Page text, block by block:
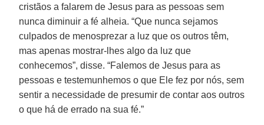
cristãos a falarem de Jesus para as pessoas sem
nunca diminuir a fé alheia. “Que nunca sejamos
culpados de menosprezar a luz que os outros têm,
mas apenas mostrar-lhes algo da luz que
conhecemos”, disse. “Falemos de Jesus para as
pessoas e testemunhemos o que Ele fez por nós, sem
sentir a necessidade de presumir de contar aos outros
o que há de errado na sua fé.”